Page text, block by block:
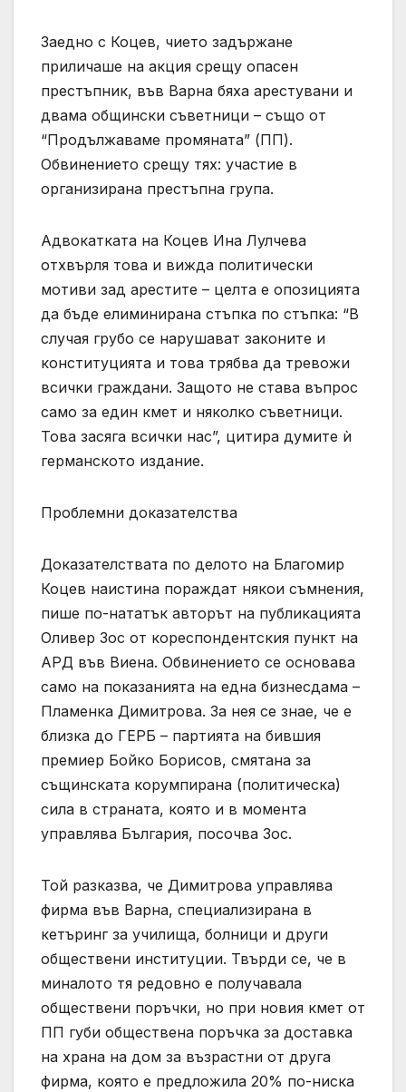
Заедно с Коцев, чието задържане
приличаше на акция срещу опасен
престъпник, във Варна бяха арестувани и
двама общински съветници – също от
“Продължаваме промяната” (ПП).
Обвинението срещу тях: участие в
организирана престъпна група.
Адвокатката на Коцев Ина Лулчева
отхвърля това и вижда политически
мотиви зад арестите – целта е опозицията
да бъде елиминирана стъпка по стъпка: “В
случая грубо се нарушават законите и
конституцията и това трябва да тревожи
всички граждани. Защото не става въпрос
само за един кмет и няколко съветници.
Това засяга всички нас”, цитира думите ѝ
германското издание.
Проблемни доказателства
Доказателствата по делото на Благомир
Коцев наистина пораждат някои съмнения,
пише по-нататък авторът на публикацията
Оливер Зос от кореспондентския пункт на
АРД във Виена. Обвинението се основава
само на показанията на една бизнесдама –
Пламенка Димитрова. За нея се знае, че е
близка до ГЕРБ – партията на бившия
премиер Бойко Борисов, смятана за
същинската корумпирана (политическа)
сила в страната, която и в момента
управлява България, посочва Зос.
Той разказва, че Димитрова управлява
фирма във Варна, специализирана в
кетъринг за училища, болници и други
обществени институции. Твърди се, че в
миналото тя редовно е получавала
обществени поръчки, но при новия кмет от
ПП губи обществена поръчка за доставка
на храна на дом за възрастни от друга
фирма, която е предложила 20% по-ниска